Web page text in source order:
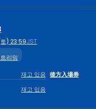
) 23:59JST
리밍
재고 있음 後方入場券
재고 있음